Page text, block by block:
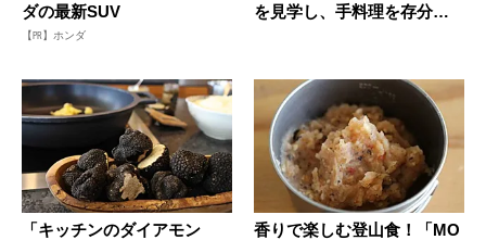
ダの最新SUV
【PR】ホンダ
を見学し、手料理を存分に
「キッチンのダイアモン
香りで楽しむ登山食！「MO